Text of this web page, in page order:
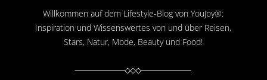
Willkommen auf dem Lifestyle-Blog von YouJoy®:
Inspiration und Wissenswertes von und über Reisen,
Stars, Natur, Mode, Beauty und Food!